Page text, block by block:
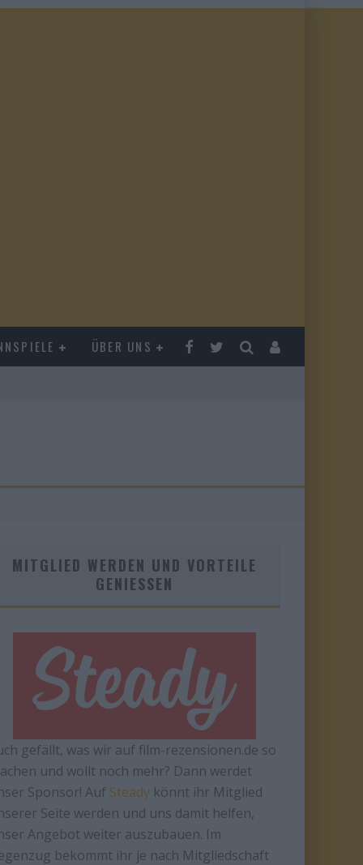
ÜBER UNS
MITGLIED WERDEN UND VORTEILE
GENIESSEN
gefällt, was wir auf film-rezensionen.de so
und wollt noch mehr? Dann werdet
Sponsor! Auf Steady könnt ihr Mitglied
Seite werden und uns damit helfen,
Angebot weiter auszubauen. Im
bekommt ihr je nach Mitgliedschaft